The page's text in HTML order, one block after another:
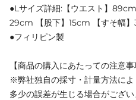
●Lサイズ詳細:【ウエスト】
29cm 【股下】15cm 【すそ幅
●フィリピン製
【商品の購入にあたっての注意事
※弊社独自の採寸・計量方法によ
多少の誤差が生じる場合がござい